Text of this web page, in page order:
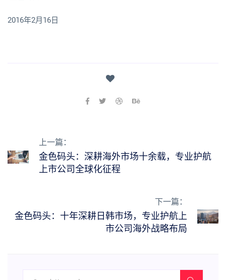
2016年2月16日
上一篇：
金色码头：深耕海外市场十余载，专业护航
上市公司全球化征程
下一篇：
金色码头：十年深耕日韩市场，专业护航上
市公司海外战略布局‌